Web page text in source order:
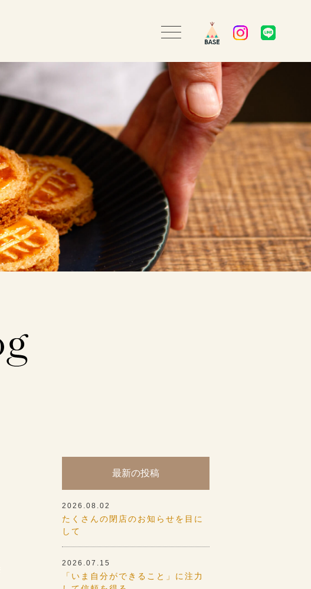
最新の投稿
2026.08.02
たくさんの閉店のお知らせを目に
して
2026.07.15
「いま自分ができること」に注力